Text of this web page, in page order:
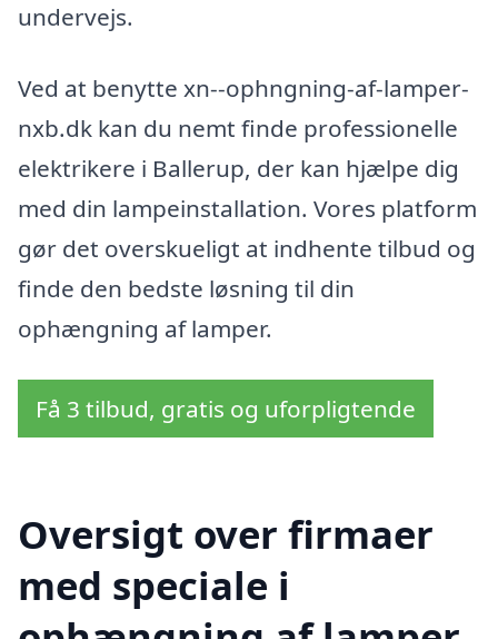
undervejs.
Ved at benytte xn--ophngning-af-lamper-
nxb.dk kan du nemt finde professionelle
elektrikere i Ballerup, der kan hjælpe dig
med din lampeinstallation. Vores platform
gør det overskueligt at indhente tilbud og
finde den bedste løsning til din
ophængning af lamper.
Få 3 tilbud, gratis og uforpligtende
Oversigt over firmaer
med speciale i